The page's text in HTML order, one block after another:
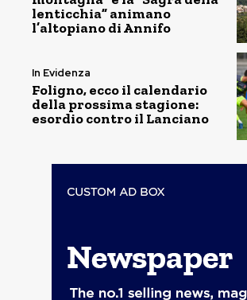
lenticchia” animano
l’altopiano di Annifo
In Evidenza
Foligno, ecco il calendario
della prossima stagione:
esordio contro il Lanciano